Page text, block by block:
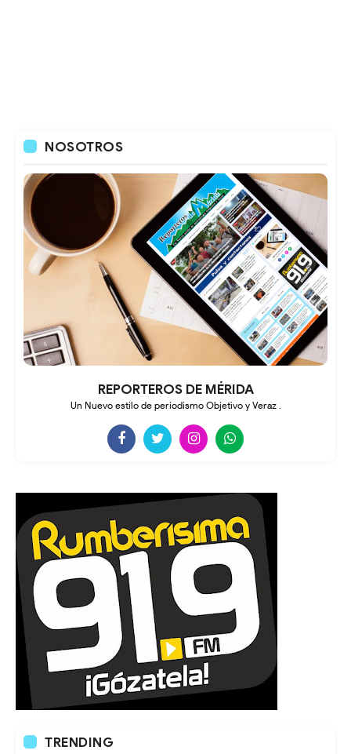
NOSOTROS
REPORTEROS DE MÉRIDA
Un Nuevo estilo de periodismo Objetivo y Veraz .
TRENDING